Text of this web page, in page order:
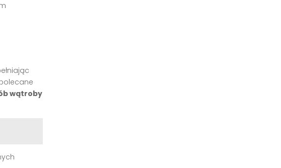
wątroby